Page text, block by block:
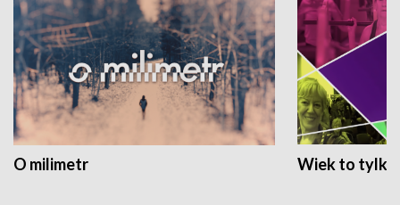
O milimetr Wiek to tylko